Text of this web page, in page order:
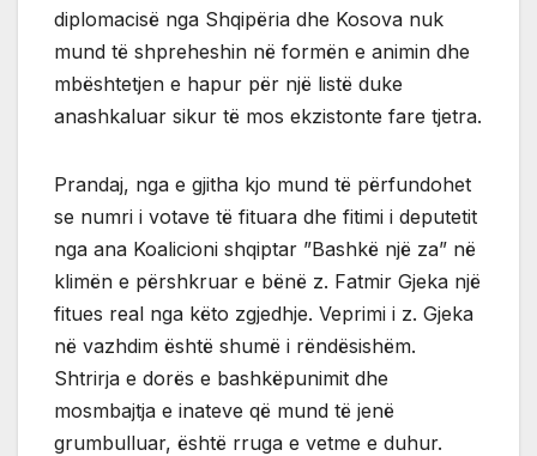
diplomacisë nga Shqipëria dhe Kosova nuk
mund të shpreheshin në formën e animin dhe
mbështetjen e hapur për një listë duke
anashkaluar sikur të mos ekzistonte fare tjetra.
Prandaj, nga e gjitha kjo mund të përfundohet
se numri i votave të fituara dhe fitimi i deputetit
nga ana Koalicioni shqiptar ”Bashkë një za” në
klimën e përshkruar e bënë z. Fatmir Gjeka një
fitues real nga këto zgjedhje. Veprimi i z. Gjeka
në vazhdim është shumë i rëndësishëm.
Shtrirja e dorës e bashkëpunimit dhe
mosmbajtja e inateve që mund të jenë
grumbulluar, është rruga e vetme e duhur.